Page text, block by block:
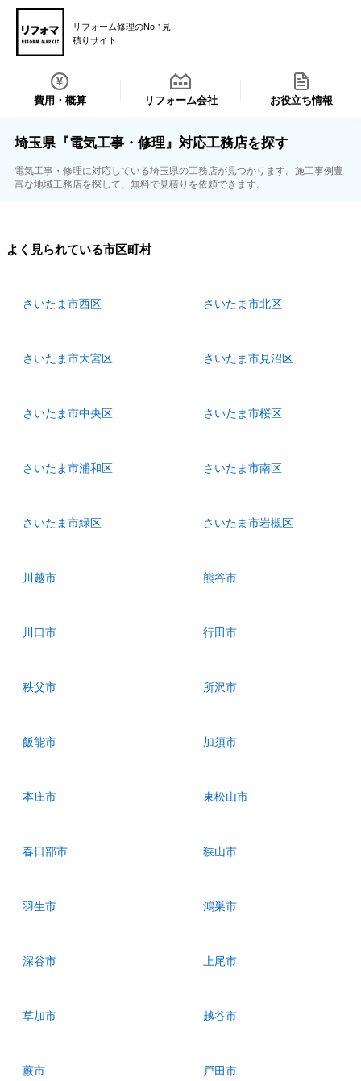
リフォーム修理のNo.1見
積りサイト
費用・概算 リフォーム会社 お役立ち情報
埼玉県『電気工事・修理』対応工務店を探す
電気工事・修理に対応している埼玉県の工務店が見つかります。施工事例豊
富な地域工務店を探して、無料で見積りを依頼できます。
よく見られている市区町村
さいたま市西区 さいたま市北区
さいたま市大宮区 さいたま市見沼区
さいたま市中央区 さいたま市桜区
さいたま市浦和区 さいたま市南区
さいたま市緑区 さいたま市岩槻区
川越市 熊谷市
川口市 行田市
秩父市 所沢市
飯能市 加須市
本庄市 東松山市
春日部市 狭山市
羽生市 鴻巣市
深谷市 上尾市
草加市 越谷市
蕨市 戸田市